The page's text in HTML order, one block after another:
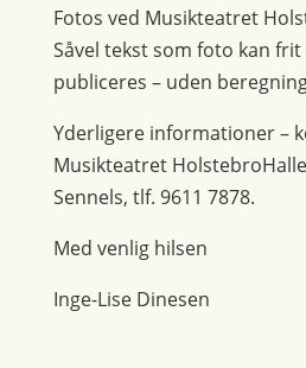
Fotos ved Musikteatret
Såvel tekst som foto kan
publiceres – uden
Yderligere informationer –
Musikteatret
Sennels, tlf. 9611 7878.
Med venlig hilsen
Inge-Lise Dinesen